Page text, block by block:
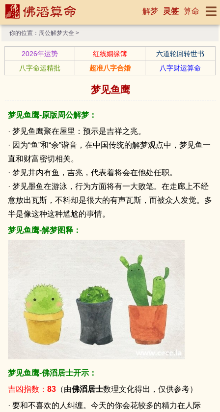
解梦 灵签 算命
你的位置： 周公解梦大全 >
2026年运势 红线姻缘簿
六道轮回转世书
八字命运精批
超准八字合婚 八字财运算命
梦见鱼鹰
梦见鱼鹰-原版周公解梦：
· 梦见鱼鹰聚在屋里：预示是吉祥之兆。
· 因为“鱼”和“余”谐音，在中国传统的解梦观点中，梦见鱼一
直和财富密切相关。
· 梦见井内有鱼，吉兆，代表着将会在他处任职。
· 梦见墨鱼在游泳，行为方面将有一大败笔。在走廊上不经
意放出瓦斯，不料却是很大的有声瓦斯，而被众人发觉。多
半是像这种这种尴尬的事情。
梦见鱼鹰-解梦图释：
梦见鱼鹰-佛滔居士开示：
吉凶指数： 83 （由佛滔居士数理文化得出，仅供参考）
· 要和不喜欢的人纠缠。今天的你会花较多的精力在人际